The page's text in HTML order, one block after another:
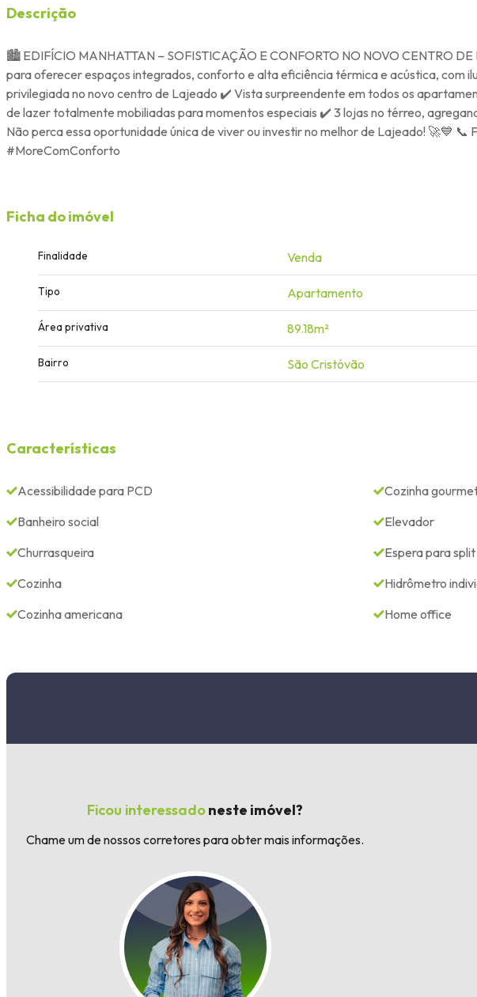
Descrição
🏙️ EDIFÍCIO MANHATTAN – SOFISTICAÇÃO E CONFORTO NO NOVO CENTRO
para oferecer espaços integrados, conforto e alta eficiência térmica e acústica, com
privilegiada no novo centro de Lajeado ✔️ Vista surpreendente em todos os
de lazer totalmente mobiliadas para momentos especiais ✔️ 3 lojas no térreo,
Não perca essa oportunidade única de viver ou investir no melhor de Lajeado! 🚀💙
#MoreComConforto
Ficha do imóvel
Finalidade Venda
Tipo Apartamento
Área privativa 89.18m²
Bairro São Cristóvão
Características
Acessibilidade para PCD
Banheiro social
Churrasqueira
Cozinha
Cozinha americana
Cozinha
Elevador
Espera para split
Hidrômetro
Home office
Ficou interessadoneste imóvel?
Chame um de nossos corretores para obter mais informações.